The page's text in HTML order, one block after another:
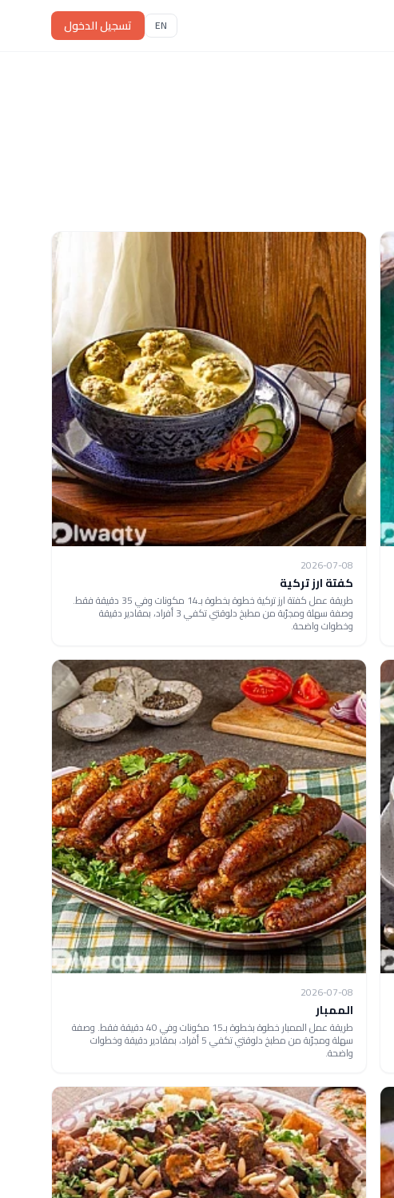
EN تسجيل الدخول
2026-07-08
كفتة ارز تركية
طريقة عمل كفتة ارز تركية خطوة بخطوة بـ14 مكونات وفي 35 دقيقة فقط.
وصفة سهلة ومجرّبة من مطبخ دلوقتي تكفي 3 أفراد، بمقادير دقيقة
وخطوات واضحة.
2026-07-08
الممبار
طريقة عمل الممبار خطوة بخطوة بـ15 مكونات وفي 40 دقيقة فقط. وصفة
سهلة ومجرّبة من مطبخ دلوقتي تكفي 5 أفراد، بمقادير دقيقة وخطوات
واضحة.